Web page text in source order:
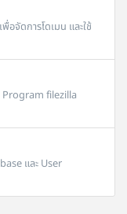
อจัดการโดเมน และใช้
Program filezilla
และ User